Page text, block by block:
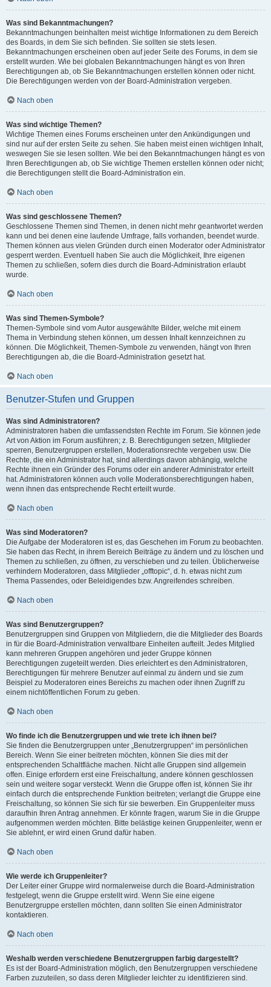
Was sind Bekanntmachungen?
Bekanntmachungen beinhalten meist wichtige Informationen zu dem Bereich
des Boards, in dem Sie sich befinden. Sie sollten sie stets lesen.
Bekanntmachungen erscheinen oben auf jeder Seite des Forums, in dem sie
erstellt wurden. Wie bei globalen Bekanntmachungen hängt es von Ihren
Berechtigungen ab, ob Sie Bekanntmachungen erstellen können oder nicht.
Die Berechtigungen werden von der Board-Administration vergeben.
Nach oben
Was sind wichtige Themen?
Wichtige Themen eines Forums erscheinen unter den Ankündigungen und
sind nur auf der ersten Seite zu sehen. Sie haben meist einen wichtigen Inhalt,
weswegen Sie sie lesen sollten. Wie bei den Bekanntmachungen hängt es von
Ihren Berechtigungen ab, ob Sie wichtige Themen erstellen können oder nicht;
die Berechtigungen stellt die Board-Administration ein.
Nach oben
Was sind geschlossene Themen?
Geschlossene Themen sind Themen, in denen nicht mehr geantwortet werden
kann und bei denen eine laufende Umfrage, falls vorhanden, beendet wurde.
Themen können aus vielen Gründen durch einen Moderator oder Administrator
gesperrt werden. Eventuell haben Sie auch die Möglichkeit, Ihre eigenen
Themen zu schließen, sofern dies durch die Board-Administration erlaubt
wurde.
Nach oben
Was sind Themen-Symbole?
Themen-Symbole sind vom Autor ausgewählte Bilder, welche mit einem
Thema in Verbindung stehen können, um dessen Inhalt kennzeichnen zu
können. Die Möglichkeit, Themen-Symbole zu verwenden, hängt von Ihren
Berechtigungen ab, die die Board-Administration gesetzt hat.
Nach oben
Benutzer-Stufen und Gruppen
Was sind Administratoren?
Administratoren haben die umfassendsten Rechte im Forum. Sie können jede
Art von Aktion im Forum ausführen; z. B. Berechtigungen setzen, Mitglieder
sperren, Benutzergruppen erstellen, Moderationsrechte vergeben usw. Die
Rechte, die ein Administrator hat, sind allerdings davon abhängig, welche
Rechte ihnen ein Gründer des Forums oder ein anderer Administrator erteilt
hat. Administratoren können auch volle Moderationsberechtigungen haben,
wenn ihnen das entsprechende Recht erteilt wurde.
Nach oben
Was sind Moderatoren?
Die Aufgabe der Moderatoren ist es, das Geschehen im Forum zu beobachten.
Sie haben das Recht, in ihrem Bereich Beiträge zu ändern und zu löschen und
Themen zu schließen, zu öffnen, zu verschieben und zu teilen. Üblicherweise
verhindern Moderatoren, dass Mitglieder „offtopic“, d. h. etwas nicht zum
Thema Passendes, oder Beleidigendes bzw. Angreifendes schreiben.
Nach oben
Was sind Benutzergruppen?
Benutzergruppen sind Gruppen von Mitgliedern, die die Mitglieder des Boards
in für die Board-Administration verwaltbare Einheiten aufteilt. Jedes Mitglied
kann mehreren Gruppen angehören und jeder Gruppe können
Berechtigungen zugeteilt werden. Dies erleichtert es den Administratoren,
Berechtigungen für mehrere Benutzer auf einmal zu ändern und sie zum
Beispiel zu Moderatoren eines Bereichs zu machen oder ihnen Zugriff zu
einem nichtöffentlichen Forum zu geben.
Nach oben
Wo finde ich die Benutzergruppen und wie trete ich ihnen bei?
Sie finden die Benutzergruppen unter „Benutzergruppen“ im persönlichen
Bereich. Wenn Sie einer beitreten möchten, können Sie dies mit der
entsprechenden Schaltfläche machen. Nicht alle Gruppen sind allgemein
offen. Einige erfordern erst eine Freischaltung, andere können geschlossen
sein und weitere sogar versteckt. Wenn die Gruppe offen ist, können Sie ihr
einfach durch die entsprechende Funktion beitreten; verlangt die Gruppe eine
Freischaltung, so können Sie sich für sie bewerben. Ein Gruppenleiter muss
daraufhin Ihren Antrag annehmen. Er könnte fragen, warum Sie in die Gruppe
aufgenommen werden möchten. Bitte belästige keinen Gruppenleiter, wenn er
Sie ablehnt, er wird einen Grund dafür haben.
Nach oben
Wie werde ich Gruppenleiter?
Der Leiter einer Gruppe wird normalerweise durch die Board-Administration
festgelegt, wenn die Gruppe erstellt wird. Wenn Sie eine eigene
Benutzergruppe erstellen möchten, dann sollten Sie einen Administrator
kontaktieren.
Nach oben
Weshalb werden verschiedene Benutzergruppen farbig dargestellt?
Es ist der Board-Administration möglich, den Benutzergruppen verschiedene
Farben zuzuteilen, so dass deren Mitglieder leichter zu identifizieren sind.